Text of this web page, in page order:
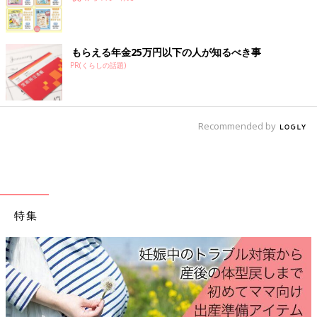
身率が高いから、「焼いていて脂ばかり出てきて食べる分が少な
い」ということもないので、スーパーで買うより断然おトクで
す。
2～3kgのパックだから冷凍必須で、我が家ではパックの半量は
ハンバーグや焼売などを作る用に分けて冷凍保存。もう半量は購
入後、すぐにフライパンで一気に炒めて、甘辛く味付けした肉そ
ぼろを大量に作りおきしています。白いごはんにかけたり、炒り
卵と一緒にかかければ二色そぼろ丼に。おにぎりに混ぜたり、玉
時短調理が可能な、あると便利な炒めたまねぎ。カレー、コロッ
ケ、ハンバーグなどに混ぜて使えば旨みもアップ！ 飴色の玉ね
ますが、これなら混ぜるだけ。
イチオシは、コストコの豚挽き肉に混ぜてシュウマイを作るこ
と。とっても簡単で子どもも喜ぶおかずができちゃいます！
シードレスグレープ
もらえる年金25万円以下の人が知るべき事
PR(くらしの話題)
Recommended by
特集